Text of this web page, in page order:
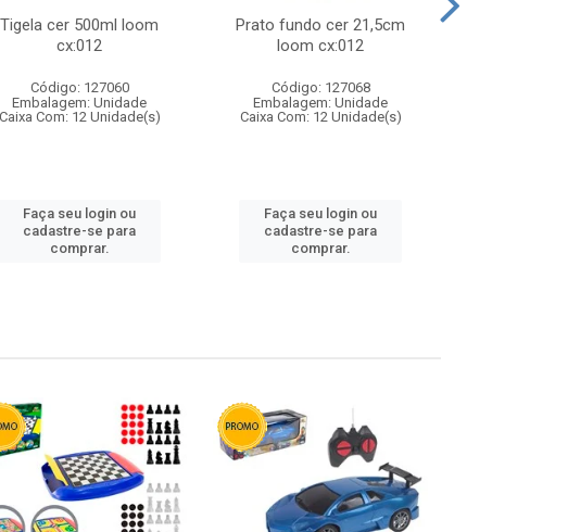
Tigela cer 500ml loom
cx:012
Código: 127060
Embalagem: Unidade
Caixa Com: 12 Unidade(s)
Faça seu login ou
cadastre-se para
comprar.
Prato fundo cer 21,5cm
loom cx:012
Código: 127068
Embalagem: Unidade
Caixa Com: 12 Unidade(s)
Faça seu login ou
cadastre-se para
comprar.